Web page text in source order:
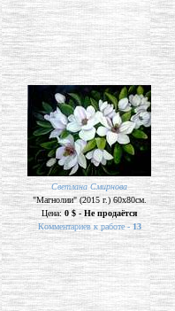
Светлана Смирнова
"Магнолии" (2015 г.) 60х80см.
Цена: 0 $ - Не продаётся
Комментариев к работе -13